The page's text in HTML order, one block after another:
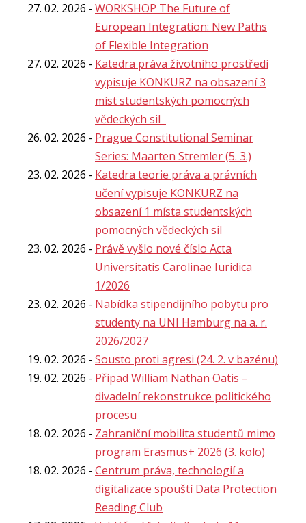
27. 02. 2026
WORKSHOP The Future of
European Integration: New Paths
of Flexible Integration
27. 02. 2026
Katedra práva životního prostředí
vypisuje KONKURZ na obsazení 3
míst studentských pomocných
vědeckých sil
26. 02. 2026
Prague Constitutional Seminar
Series: Maarten Stremler (5. 3.)
23. 02. 2026
Katedra teorie práva a právních
učení vypisuje KONKURZ na
obsazení 1 místa studentských
pomocných vědeckých sil
23. 02. 2026
Právě vyšlo nové číslo Acta
Universitatis Carolinae Iuridica
1/2026
23. 02. 2026
Nabídka stipendijního pobytu pro
studenty na UNI Hamburg na a. r.
2026/2027
19. 02. 2026
Sousto proti agresi (24. 2. v bazénu)
19. 02. 2026
Případ William Nathan Oatis –
divadelní rekonstrukce politického
procesu
18. 02. 2026
Zahraniční mobilita studentů mimo
program Erasmus+ 2026 (3. kolo)
18. 02. 2026
Centrum práva, technologií a
digitalizace spouští Data Protection
Reading Club